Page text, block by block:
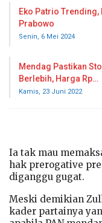
Eko Patrio Trending,
Prabowo
Senin, 6 Mei 2024
Mendag Pastikan
Berlebih, Harga Rp…
Kamis, 23 Juni 2022
Ia tak mau
hak prerogative
diganggu gugat.
Meski demikian
kader partainya